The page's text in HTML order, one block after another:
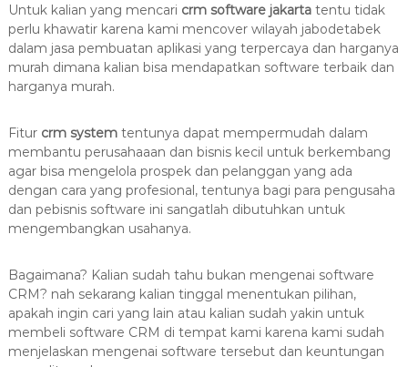
Untuk kalian yang mencari crm software jakartatentu tidak
perlu khawatir karena kami mencover wilayah jabodetabek
dalam jasa pembuatan aplikasi yang terpercaya dan harganya
murah dimana kalian bisa mendapatkan software terbaik dan
harganya murah.
Fiturcrm systemtentunya dapat mempermudah dalam
membantu perusahaaan dan bisnis kecil untuk berkembang
agar bisa mengelola prospek dan pelanggan yang ada
dengan cara yang profesional, tentunya bagi para pengusaha
dan pebisnis software ini sangatlah dibutuhkan untuk
mengembangkan usahanya.
Bagaimana? Kalian sudah tahu bukan mengenai software
CRM? nah sekarang kalian tinggal menentukan pilihan,
apakah ingin cari yang lain atau kalian sudah yakin untuk
membeli software CRM di tempat kami karena kami sudah
menjelaskan mengenai software tersebut dan keuntungan